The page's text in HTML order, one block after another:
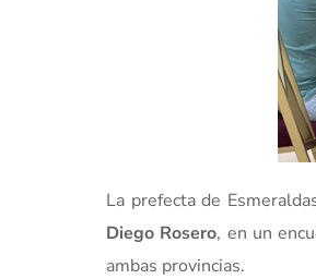
La prefecta de
Diego Rosero, en un
ambas provincias.